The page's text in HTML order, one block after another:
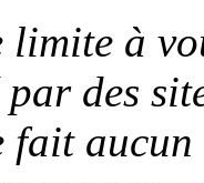
limite à
des
fait